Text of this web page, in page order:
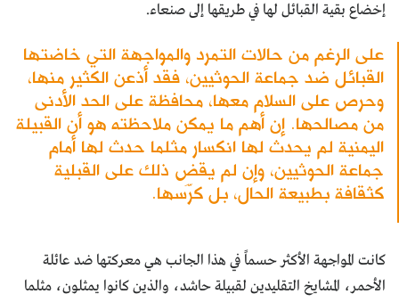
إخضاع بقية القبائل لها في طريقها إلى صنعاء.
على الرغم من حالات التمرد والمواجهة التي خاضتها
القبائل ضد جماعة الحوثيين، فقد أذعن الكثير منها،
وحرص على السلام معها، محافظة على الحد الأدنى
من مصالحها. إن أهم ما يمكن ملاحظته هو أن القبيلة
اليمنية لم يحدث لها انكسار مثلما حدث لها أمام
جماعة الحوثيين، وإن لم يقضِ ذلك على القبلية
كثقافة بطبيعة الحال، بل كرّسها.
كانت المواجهة الأكثر حسماً في هذا الجانب هي معركتها ضد عائلة
الأحمر، المشايخ التقليدين لقبيلة حاشد، والذين كانوا يمثلون، مثلما